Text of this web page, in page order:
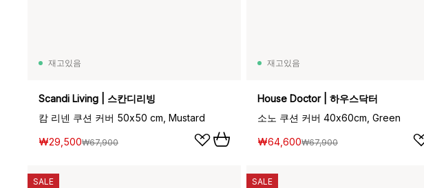
재고있음
Scandi Living | 스칸디리빙
캄 리넨 쿠션 커버 50x50 cm, Mustard
₩29,500₩67,900
재고있음
House Doctor | 하우스닥터
소노 쿠션 커버 40x60cm, Green
₩64,600₩67,900
SALE SALE